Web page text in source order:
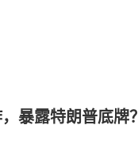
暴露特朗普底牌？